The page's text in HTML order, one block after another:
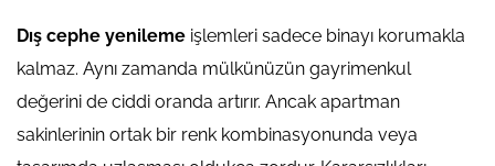
Dış cephe yenileme işlemleri sadece binayı korumakla
kalmaz. Aynı zamanda mülkünüzün gayrimenkul
değerini de ciddi oranda artırır. Ancak apartman
sakinlerinin ortak bir renk kombinasyonunda veya